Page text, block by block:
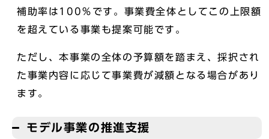
補助率は100％です。事業費全体としてこの上限額
を超えている事業も提案可能です。
ただし、本事業の全体の予算額を踏まえ、採択され
た事業内容に応じて事業費が減額となる場合があり
ます。
モデル事業の推進支援